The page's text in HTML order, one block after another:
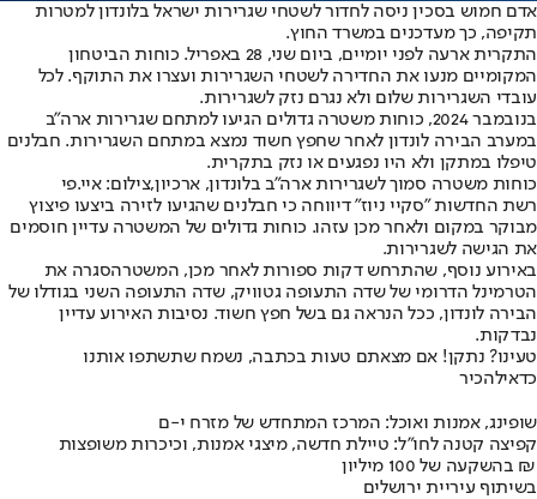
אדם חמוש בסכין ניסה לחדור לשטחי שגרירות ישראל בלונדון למטרות
תקיפה, כך מעדכנים במשרד החוץ.
התקרית ארעה לפני יומיים, ביום שני, 28 באפריל. כוחות הביטחון
המקומיים מנעו את החדירה לשטחי השגרירות ועצרו את התוקף. לכל
עובדי השגרירות שלום ולא נגרם נזק לשגרירות.
בנובמבר 2024
, כוחות משטרה גדולים הגיעו למתחם שגרירות ארה"ב
במערב הבירה לונדון לאחר שחפץ חשוד נמצא במתחם השגרירות. חבלנים
טיפלו במתקן ולא היו נפגעים או נזק בתקרית.
כוחות משטרה סמוך לשגרירות ארה"ב בלונדון, ארכיון,צילום: איי.פי
רשת החדשות "סקיי ניוז" דיווחה כי חבלנים שהגיעו לזירה ביצעו פיצוץ
מבוקר במקום ולאחר מכן עזהו. כוחות גדולים של המשטרה עדיין חוסמים
את הגישה לשגרירות.
באירוע נוסף, שהתרחש דקות ספורות לאחר מכן, המשטרהסגרה את
הטרמינל הדרומי של שדה התעופה גטוויק, שדה התעופה השני בגודלו של
הבירה לונדון, ככל הנראה גם בשל חפץ חשוד. נסיבות האירוע עדיין
נבדקות.
טעינו? נתקן! אם מצאתם טעות בכתבה, נשמח שתשתפו אותנו
כדאילהכיר
שופינג, אמנות ואוכל: המרכז המתחדש של מזרח י-ם
קפיצה קטנה לחו"ל: טיילת חדשה, מיצגי אמנות, וכיכרות משופצות
בהשקעה של 100 מיליון ₪
בשיתוף עיריית ירושלים